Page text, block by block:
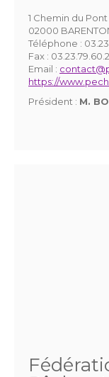
1 Chemin du
02000
Téléphone :
Fax :
Email :
https://
Président : M.